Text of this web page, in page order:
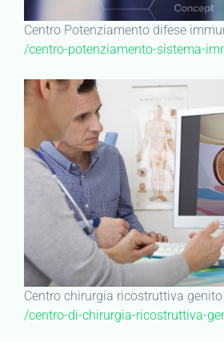
Centro Potenziamento difese
/centro-potenziamento-sistema-
Centro chirurgia ricostruttiva
/centro-di-chirurgia-ricostruttiva-